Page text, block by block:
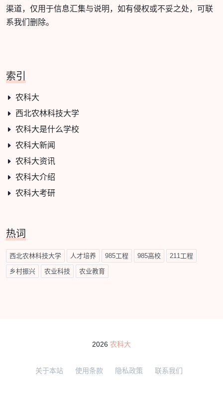
渠道，仅用于信息汇集与说明，如有侵权或不妥之处，可联
系我们删除。
索引
农科大
西北农林科技大学
农科大是什么学校
农科大新闻
农科大资讯
农科大介绍
农科大考研
热词
西北农林科技大学 人才培养 985工程 985高校 211工程
乡村振兴 农业科技 农业教育
2026 农科大
关于本站 使用条款 隐私政策 联系我们